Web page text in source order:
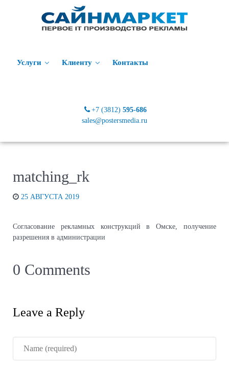
Услуги Клиенту Контакты
+7 (3812)595-686
sales@postersmedia.ru
matching_rk
25 АВГУСТА 2019
Согласование рекламных конструкций в Омске, получение
разрешения в администрации
0 Comments
Leave a Reply